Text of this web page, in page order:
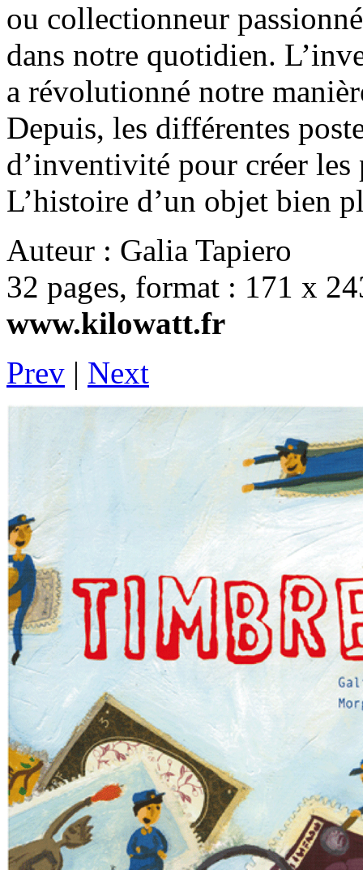
ou collectionneur
dans notre quotidien.
a révolutionné notre
Depuis, les différentes
d’inventivité pour créer
L’histoire d’un objet bien
Auteur : Galia Tapiero
32 pages, format : 171 x
www.kilowatt.fr
Prev | Next